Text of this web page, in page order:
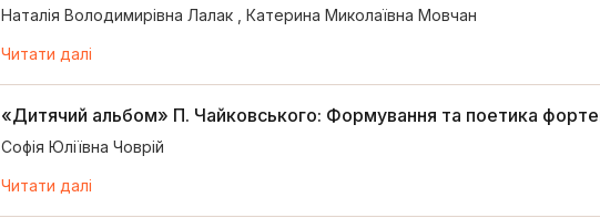
Наталія Володимирівна Лалак Катерина Миколаївна Мовчан
Читати далі
«Дитячий альбом» П. Чайковського: Формування та поетика
Софія Юліївна Човрій
Читати далі